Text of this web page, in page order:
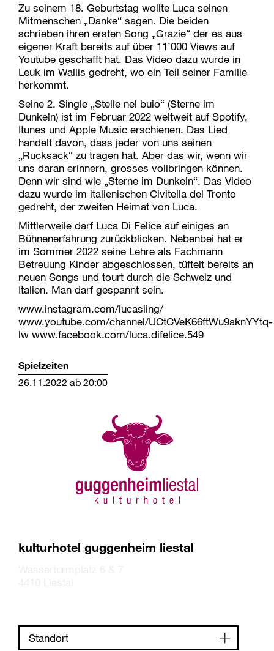
Zu seinem 18. Geburtstag wollte Luca seinen
Mitmenschen „Danke“ sagen. Die beiden
schrieben ihren ersten Song „Grazie“ der es aus
eigener Kraft bereits auf über 11’000 Views auf
Youtube geschafft hat. Das Video dazu wurde in
Leuk im Wallis gedreht, wo ein Teil seiner Familie
herkommt.
Seine 2. Single „Stelle nel buio“ (Sterne im
Dunkeln) ist im Februar 2022 weltweit auf Spotify,
Itunes und Apple Music erschienen. Das Lied
handelt davon, dass jeder von uns seinen
„Rucksack“ zu tragen hat. Aber das wir, wenn wir
uns daran erinnern, grosses vollbringen können.
Denn wir sind wie „Sterne im Dunkeln“. Das Video
dazu wurde im italienischen Civitella del Tronto
gedreht, der zweiten Heimat von Luca.
Mittlerweile darf Luca Di Felice auf einiges an
Bühnenerfahrung zurückblicken. Nebenbei hat er
im Sommer 2022 seine Lehre als Fachmann
Betreuung Kinder abgeschlossen, tüftelt bereits an
neuen Songs und tourt durch die Schweiz und
Italien. Man darf gespannt sein.
www.instagram.com/lucasiing/
www.youtube.com/channel/UCtCVeK66ftWu9aknYYtq-
lw www.facebook.com/luca.difelice.549
Spielzeiten
26.11.2022 ab 20:00
kulturhotel guggenheim liestal
Standort